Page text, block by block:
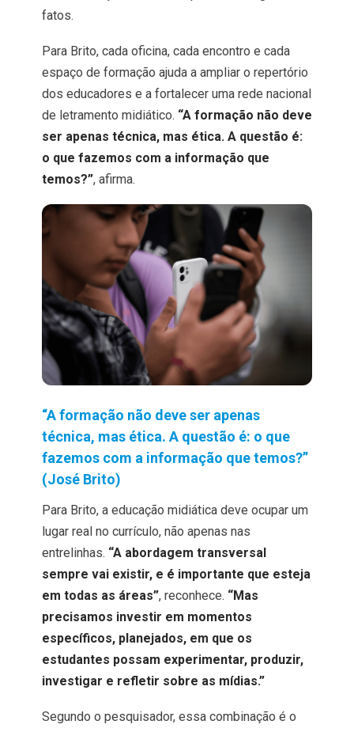
fatos.
Para Brito, cada oficina, cada encontro e cada
espaço de formação ajuda a ampliar o repertório
dos educadores e a fortalecer uma rede nacional
de letramento midiático. “A formação não deve
ser apenas técnica, mas ética. A questão é:
o que fazemos com a informação que
temos?”, afirma.
“A formação não deve ser apenas
técnica, mas ética. A questão é: o que
fazemos com a informação que temos?”
(José Brito)
Para Brito, a educação midiática deve ocupar um
lugar real no currículo, não apenas nas
entrelinhas. “A abordagem transversal
sempre vai existir, e é importante que esteja
em todas as áreas”, reconhece. “Mas
precisamos investir em momentos
específicos, planejados, em que os
estudantes possam experimentar, produzir,
investigar e refletir sobre as mídias.”
Segundo o pesquisador, essa combinação é o